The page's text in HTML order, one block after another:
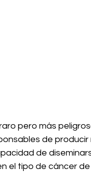
pero más
de
de
el tipo de cáncer de